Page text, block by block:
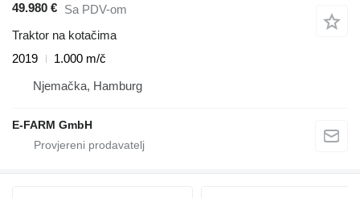
49.980 € Sa PDV-om
Traktor na kotačima
2019
1.000 m/č
Njemačka, Hamburg
E-FARM GmbH